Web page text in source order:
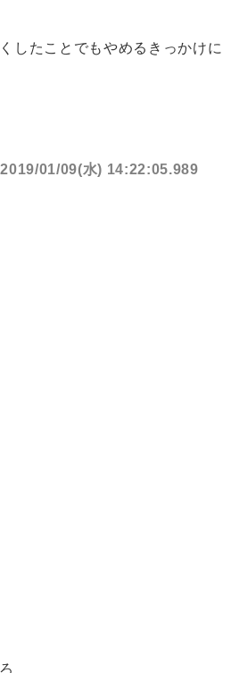
したことでもやめるきっかけに
2019/01/09(水) 14:22:05.989